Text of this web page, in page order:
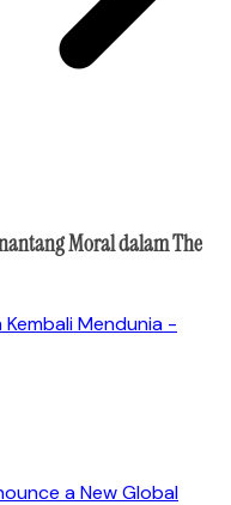
Moral dalam The
Mendunia -